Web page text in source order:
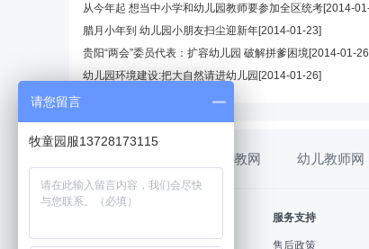
从今年起 想当中小学和幼儿园教师要参加全区统考[2014-
腊月小年到 幼儿园小朋友扫尘迎新年[2014-01-23]
贵阳“两会”委员代表：扩容幼儿园 破解拼爹困境[2014-01-
幼儿园环境建设:把大自然请进幼儿园 [2014-01-26]
幼教网 幼儿教师网
购物指南
服务支持
售后政策
请您留言
牧童园服13728173115